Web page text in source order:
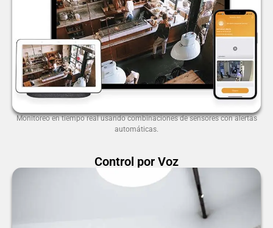
Monitoreo en tiempo real usando combinaciones de sensores con alertas
automáticas.
Control por Voz